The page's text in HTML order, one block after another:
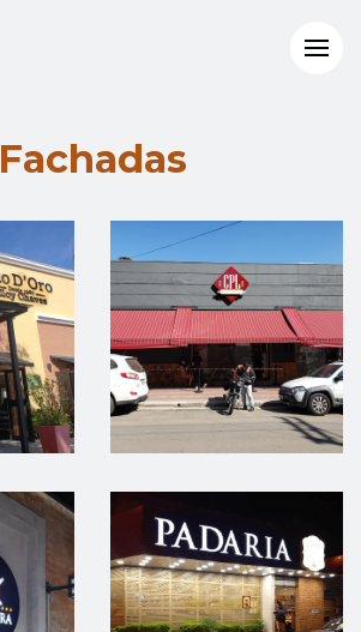
Fachadas